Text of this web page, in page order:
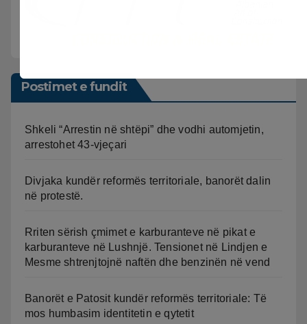
Postimet e fundit
Shkeli “Arrestin në shtëpi” dhe vodhi automjetin,
arrestohet 43-vjeçari
Divjaka kundër reformës territoriale, banorët dalin
në protestë.
Rriten sërish çmimet e karburanteve në pikat e
karburanteve në Lushnjë. Tensionet në Lindjen e
Mesme shtrenjtojnë naftën dhe benzinën në vend
Banorët e Patosit kundër reformës territoriale: Të
mos humbasim identitetin e qytetit